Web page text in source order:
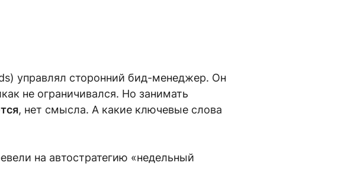
управлял сторонний бид-менеджер. Он
не ограничивался. Но занимать
, нет смысла. А какие ключевые слова
на автостратегию «недельный